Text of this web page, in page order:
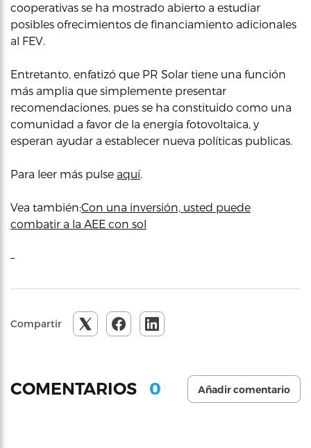
cooperativas se ha mostrado abierto a estudiar
posibles ofrecimientos de financiamiento adicionales
al FEV.
Entretanto, enfatizó que PR Solar tiene una función
más amplia que simplemente presentar
recomendaciones, pues se ha constituido como una
comunidad a favor de la energía fotovoltaica, y
esperan ayudar a establecer nueva políticas publicas.
Para leer más pulse aquí.
Vea también:Con una inversión, usted puede
combatir a la AEE con sol
–
Compartir
COMENTARIOS 0 Añadir comentario